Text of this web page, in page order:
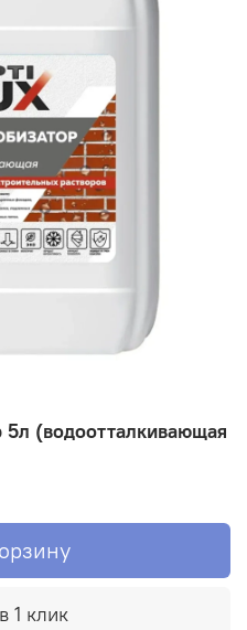
5л (водоотталкивающая
1 клик